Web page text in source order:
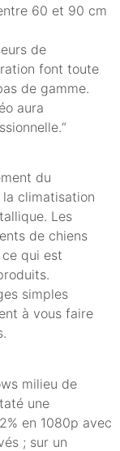
60 et 90 cm
de
font toute
de gamme.
aura
du
climatisation
Les
de chiens
qui est
simples
à vous faire
milieu de
une
en 1080p avec
; sur un